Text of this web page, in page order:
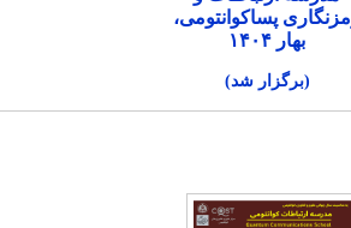
پساکوانتومی،
بهار ۱۴۰۴
(برگزار شد)